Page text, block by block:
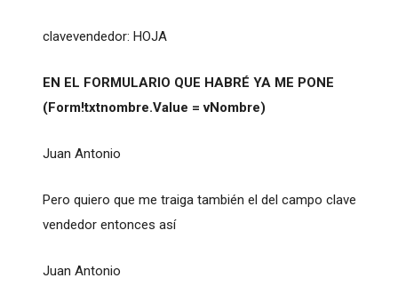
clavevendedor: HOJA
EN EL FORMULARIO QUE HABRÉ YA ME PONE
(Form!txtnombre.Value = vNombre)
Juan Antonio
Pero quiero que me traiga también el del campo clave
vendedor entonces así
Juan Antonio